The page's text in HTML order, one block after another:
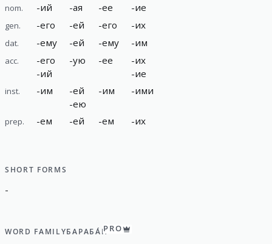
nom.
-ий -ая -ее -ие
gen. -его -ей -его -их
dat. -ему -ей -ему -им
acc. -его
-ий
-ую -ее -их
-ие
inst. -им -ей
-ею
-им -ими
prep. -ем -ей -ем -их
SHORT FORMS
-
WORD FAMILYБАРАБА́НPRO